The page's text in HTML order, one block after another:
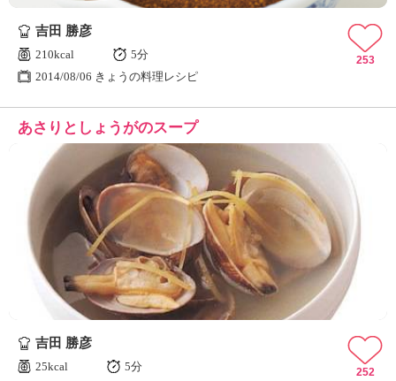
吉田 勝彦
210kcal
5分
2014/08/06 きょうの料理レシピ
253
あさりとしょうがのスープ
吉田 勝彦
25kcal
5分
252